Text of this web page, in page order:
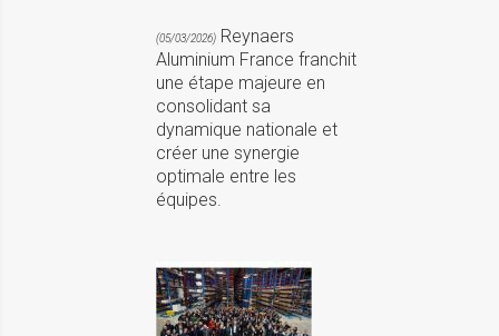
(05/03/2026) Reynaers
Aluminium France franchit
une étape majeure en
consolidant sa
dynamique nationale et
créer une synergie
optimale entre les
équipes.